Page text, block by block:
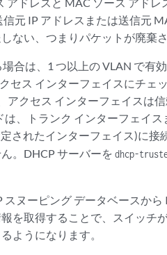
元 IP アドレスまたは送信元
ない、つまりパケットが廃棄
合は、1 つ以上の VLAN で有
セス インターフェイスにチェ
アクセス インターフェイスは
は、トランク インターフェイ
されたインターフェイス)に接
。DHCP サーバーを dhcp-
スヌーピング データベースか
を取得することで、スイッチ
ようになります。